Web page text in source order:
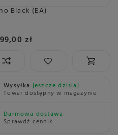
Black (EA)
zł
Wysyłkajeszcze dzisiaj
Towar dostępny w magazynie
Darmowa dostawa
Sprawdź cennik